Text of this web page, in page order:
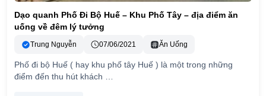
Dạo quanh Phố Đi Bộ Huế – Khu Phố Tây – địa điểm ăn
uống về đêm lý tưởng
Trung Nguyễn 07/06/2021 Ăn Uống
Phố đi bộ Huế ( hay khu phố tây Huế ) là một trong những
điểm đến thu hút khách …